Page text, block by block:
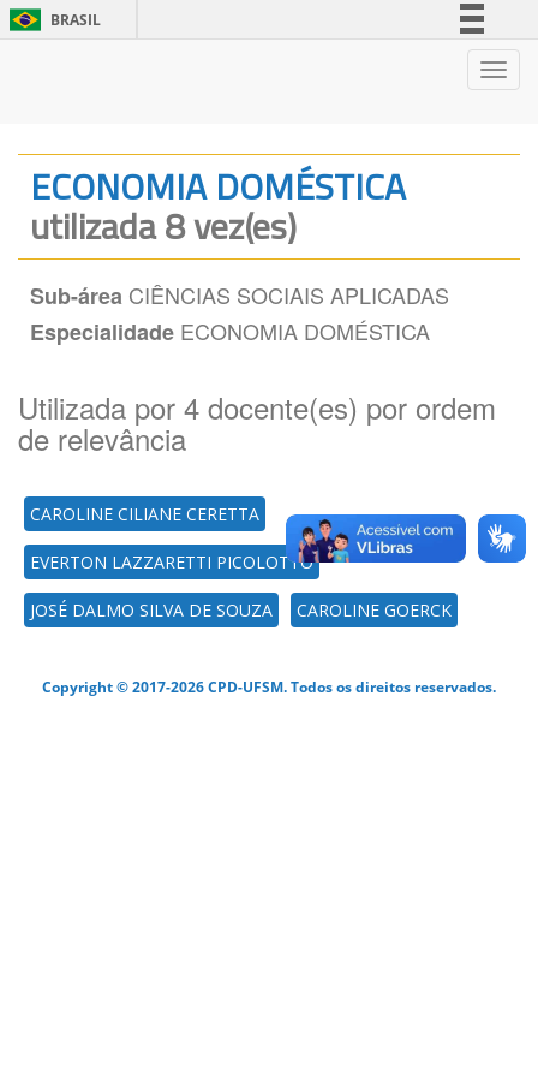
BRASIL
Acesso à informação
Legislação
ECONOMIA DOMÉSTICA
utilizada 8 vez(es)
Sub-área CIÊNCIAS SOCIAIS APLICADAS
Especialidade ECONOMIA DOMÉSTICA
Utilizada por 4 docente(es) por ordem
de relevância
CAROLINE CILIANE CERETTA
EVERTON LAZZARETTI PICOLOTTO
JOSÉ DALMO SILVA DE SOUZA CAROLINE GOERCK
Copyright © 2017-2026 CPD-UFSM. Todos os direitos reservados.